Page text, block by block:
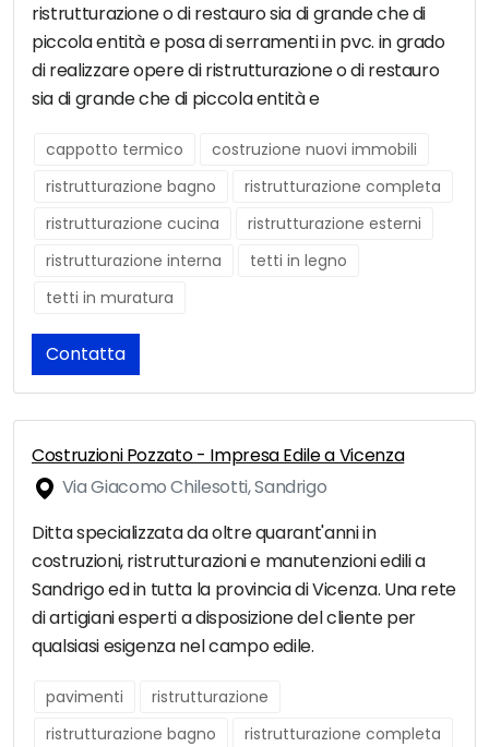
ristrutturazione o di restauro sia di grande che di
piccola entità e posa di serramenti in pvc. in grado
di realizzare opere di ristrutturazione o di restauro
sia di grande che di piccola entità e
cappotto termico
costruzione nuovi immobili
ristrutturazione bagno
ristrutturazione completa
ristrutturazione cucina
ristrutturazione esterni
ristrutturazione interna
tetti in legno
tetti in muratura
Contatta
Costruzioni Pozzato - Impresa Edile a Vicenza
Via Giacomo Chilesotti, Sandrigo
Ditta specializzata da oltre quarant'anni in
costruzioni, ristrutturazioni e manutenzioni edili a
Sandrigo ed in tutta la provincia di Vicenza. Una rete
di artigiani esperti a disposizione del cliente per
qualsiasi esigenza nel campo edile.
pavimenti
ristrutturazione
ristrutturazione bagno
ristrutturazione completa